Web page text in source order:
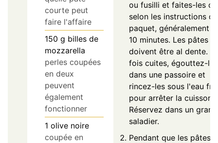
courte peut
faire l'affaire
150 g billes de
mozzarella
perles coupées
en deux
peuvent
également
fonctionner
1 olive noire
coupée en
ou fusilli et faites-les
selon les instructions du
paquet, généralement
10 minutes. Les pâtes
doivent être al dente.
fois cuites, égouttez-les
dans une passoire et
rincez-les sous l'eau
pour arrêter la cuisson.
Réservez dans un grand
saladier.
Pendant que les pâtes